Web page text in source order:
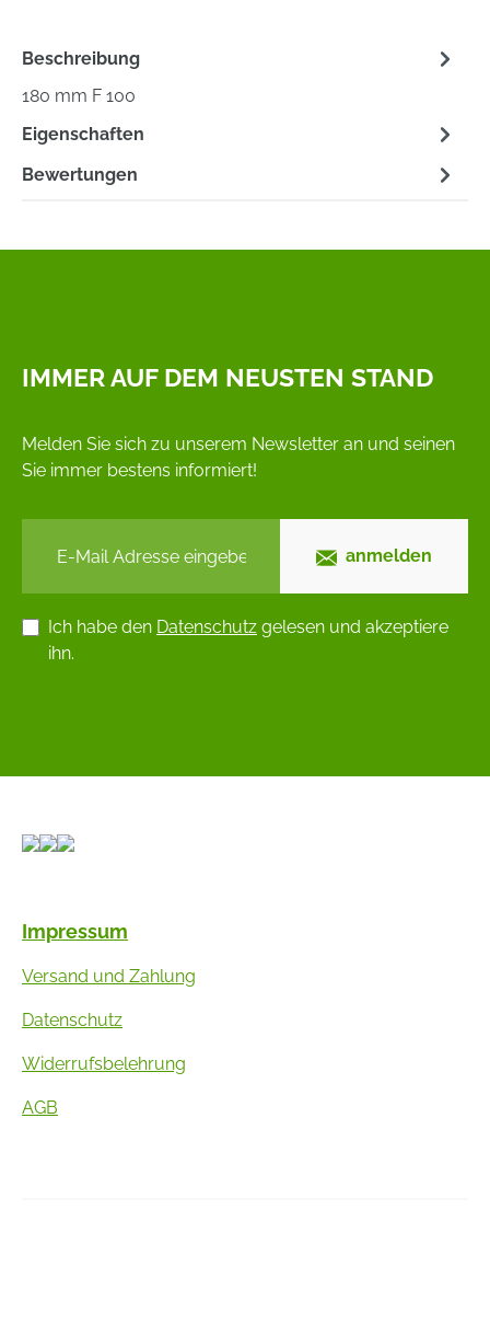
Beschreibung
180 mm F 100
Eigenschaften
Bewertungen
IMMER AUF DEM NEUSTEN STAND
Melden Sie sich zu unserem Newsletter an und seinen
Sie immer bestens informiert!
anmelden
Ich habe den Datenschutz gelesen und akzeptiere
ihn.
Impressum
Versand und Zahlung
Datenschutz
Widerrufsbelehrung
AGB